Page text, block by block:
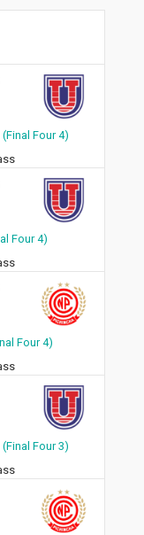
Four 4)
Four 4)
Four 4)
Four 3)